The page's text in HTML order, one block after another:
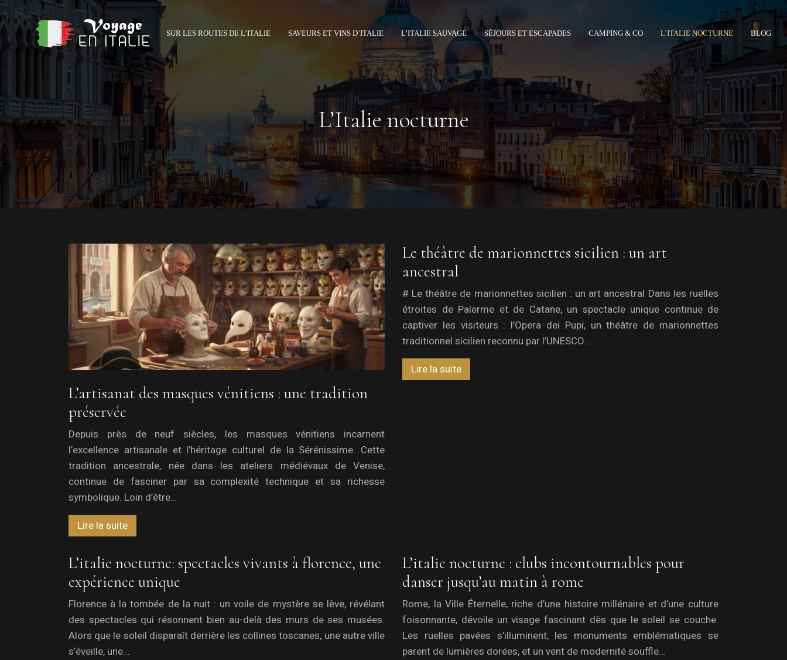
SUR LES ROUTES DE L’ITALIE SAVEURS ET VINS D’ITALIE L’ITALIE SAUVAGE SÉJOURS ET ESCAPADES CAMPING & CO L’ITALIE NOCTURNE BLOG
L’Italie nocturne
L’artisanat des masques vénitiens : une tradition
préservée
Depuis près de neuf siècles, les masques vénitiens incarnent
l’excellence artisanale et l’héritage culturel de la Sérénissime. Cette
tradition ancestrale, née dans les ateliers médiévaux de Venise,
continue de fasciner par sa complexité technique et sa richesse
symbolique. Loin d’être…
Lire la suite
Le théâtre de marionnettes sicilien : un art
ancestral
# Le théâtre de marionnettes sicilien : un art ancestral Dans les ruelles
étroites de Palerme et de Catane, un spectacle unique continue de
captiver les visiteurs : l’Opera dei Pupi, un théâtre de marionnettes
traditionnel sicilien reconnu par l’UNESCO…
Lire la suite
L’italie nocturne: spectacles vivants à florence, une
expérience unique
Florence à la tombée de la nuit : un voile de mystère se lève, révélant
des spectacles qui résonnent bien au-delà des murs de ses musées.
Alors que le soleil disparaît derrière les collines toscanes, une autre ville
s’éveille, une…
L’italie nocturne : clubs incontournables pour
danser jusqu’au matin à rome
Rome, la Ville Éternelle, riche d’une histoire millénaire et d’une culture
foisonnante, dévoile un visage fascinant dès que le soleil se couche.
Les ruelles pavées s’illuminent, les monuments emblématiques se
parent de lumières dorées, et un vent de modernité souffle…